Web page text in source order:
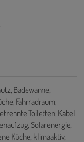
Badewanne
Fahrradraum
Toiletten Kabel
Solarenergie
Küche klimaaktiv